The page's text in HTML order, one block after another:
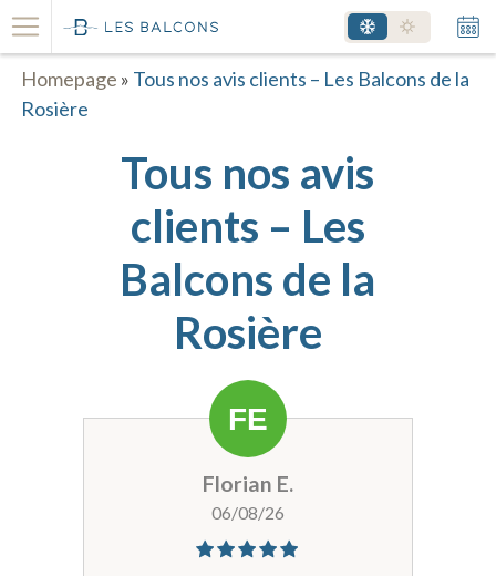
Homepage » Tous nos avis clients – Les Balcons de la
Rosière
Tous nos avis
clients – Les
Balcons de la
Rosière
Florian E.
06/08/26